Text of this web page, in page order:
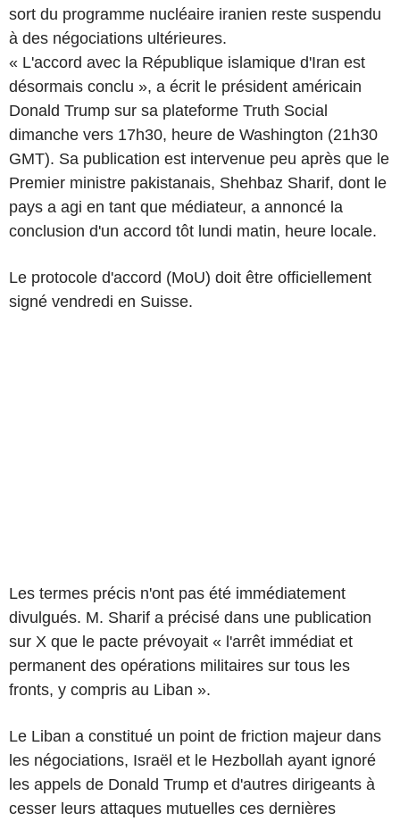
sort du programme nucléaire iranien reste suspendu
à des négociations ultérieures.
« L'accord avec la République islamique d'Iran est
désormais conclu », a écrit le président américain
Donald Trump sur sa plateforme Truth Social
dimanche vers 17h30, heure de Washington (21h30
GMT). Sa publication est intervenue peu après que le
Premier ministre pakistanais, Shehbaz Sharif, dont le
pays a agi en tant que médiateur, a annoncé la
conclusion d'un accord tôt lundi matin, heure locale.
Le protocole d'accord (MoU) doit être officiellement
signé vendredi en Suisse.
Les termes précis n'ont pas été immédiatement
divulgués. M. Sharif a précisé dans une publication
sur X que le pacte prévoyait « l'arrêt immédiat et
permanent des opérations militaires sur tous les
fronts, y compris au Liban ».
Le Liban a constitué un point de friction majeur dans
les négociations, Israël et le Hezbollah ayant ignoré
les appels de Donald Trump et d'autres dirigeants à
cesser leurs attaques mutuelles ces dernières